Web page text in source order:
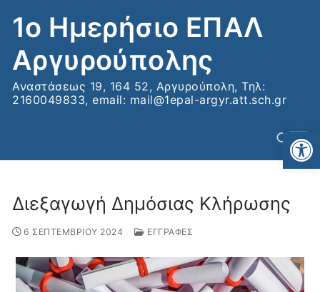
στο
περιεχόμενο
1ο Ημερήσιο ΕΠΑΛ
Αργυρούπολης
Αναστάσεως 19, 164 52, Αργυρούπολη, Τηλ:
2160049833, email: mail@1epal-argyr.att.sch.gr
Αναζήτηση για:
Διεξαγωγή Δημόσιας Κλήρωσης
6 ΣΕΠΤΕΜΒΡΙΟΥ 2024 ΕΓΓΡΑΦΕΣ